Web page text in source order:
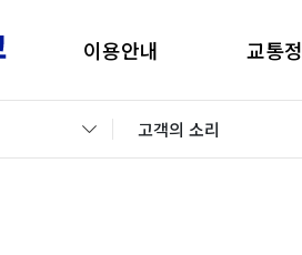
이용안내
마창대교 지리안내
통행료안내
교통
교통통
고객의 소리